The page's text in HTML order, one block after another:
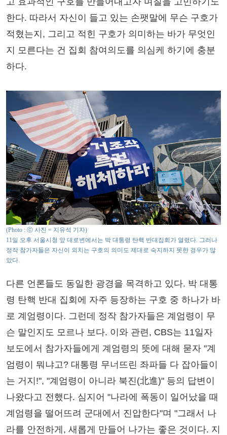
한다. 따라서 자신이 들고 있는 손팻말에 무슨 구호가
적혔는지, 그리고 적힌 구호가 의미하는 바가 무엇인
지 모른다는 건 집회 참여의도를 의심케 하기에 충분
하다.
(Photo : ⓒ 사진 = 지유석 기자)
11일 오후 서울시청 앞 대로변에서는 박 대통령 탄핵 반대집회가 열렸다. 그러나
정작 참가자들은 자신이 외치는 구호의 의미도 제대로 숙지하지 못한 경우가 많
았다.
다른 언론들도 동일한 광경을 목격하고 있다. 박 대통
령 탄핵 반대 집회에 자주 등장하는 구호 중 하나가 바
로 계엄령이다. 그런데 정작 참가자들은 계엄령이 무
슨 말인지도 모르나 보다. 이와 관련, CBS는 11일자
보도에서 참가자들에게 계엄령의 뜻에 대해 묻자 "계
엄령이 뭐냐고? 대통령 무너뜨린 좌파들 다 잡아들이
는 거지!", "계엄령이 아니라 북진(北進)" 등의 답변이
나왔다고 전했다. 심지어 "나라에 폭동이 일어났을 때
계엄령을 떨어뜨려 군대에서 진압한다"며 "그래서 나
라를 안전하게, 새롭게 만들어 나가는 좋은 것이다. 지